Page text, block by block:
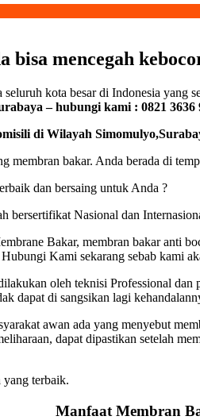
mencegah
kota besar di Indonesia yang
– hubungi kami : 0821 3636
di Wilayah
membran bakar. Anda berada di
dan bersaing untuk Anda ?
Nasional dan
Bakar, membran bakar anti
Kami sekarang sebab kami
oleh teknisi Professional
dapat di sangsikan lagi
awan ada yang menyebut
dapat dipastikan setelah
terbaik.
Manfaat Membran